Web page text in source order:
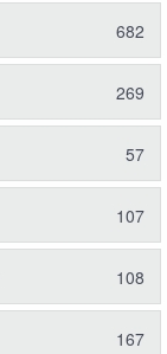
682
269
57
107
108
167